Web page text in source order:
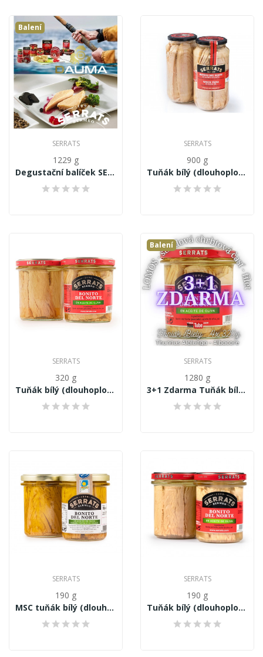
Balení
SERRATS
1229 g
Degustační balíček SERRATS
SERRATS
900 g
Tuňák bílý (dlouhoploutvý) Thunnus Alalunga,...
SERRATS
320 g
Tuňák bílý (dlouhoploutvý) Thunnus Alalunga,...
Balení
SERRATS
1280 g
3+1 Zdarma Tuňák bílý (dlouhoploutvý) Thunnus...
SERRATS
190 g
MSC tuňák bílý (dlouhoploutvý) Thunnus...
SERRATS
190 g
Tuňák bílý (dlouhoploutvý) Thunnus Alalunga,...